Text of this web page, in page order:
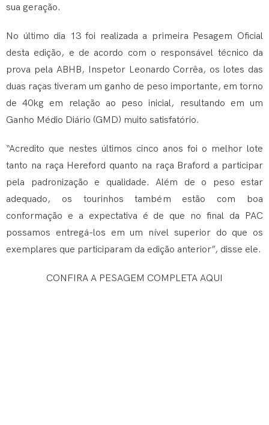
sua geração.
No último dia 13 foi realizada a primeira Pesagem Oficial
desta edição, e de acordo com o responsável técnico da
prova pela ABHB, Inspetor Leonardo Corrêa, os lotes das
duas raças tiveram um ganho de peso importante, em torno
de 40kg em relação ao peso inicial, resultando em um
Ganho Médio Diário (GMD) muito satisfatório.
“Acredito que nestes últimos cinco anos foi o melhor lote
tanto na raça Hereford quanto na raça Braford a participar
pela padronização e qualidade. Além de o peso estar
adequado, os tourinhos também estão com boa
conformação e a expectativa é de que no final da PAC
possamos entregá-los em um nível superior do que os
exemplares que participaram da edição anterior”, disse ele.
CONFIRA A PESAGEM COMPLETA AQUI